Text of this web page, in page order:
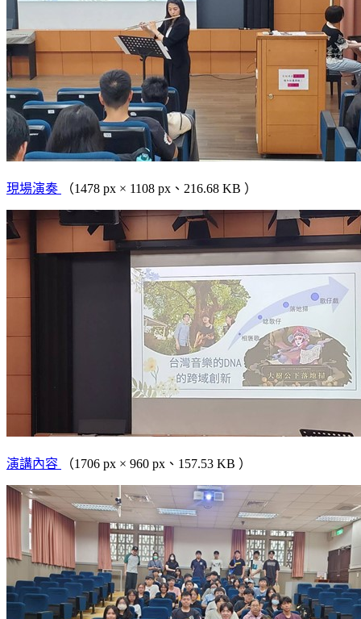
現場演奏 （1478 px × 1108 px、216.68 KB ）
演講內容 （1706 px × 960 px、157.53 KB ）